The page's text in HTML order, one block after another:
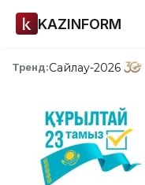
KAZINFORM
Тренд:Сайлау-2026